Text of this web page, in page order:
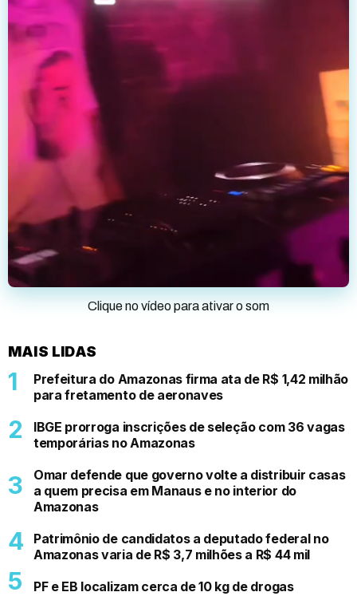
Clique no vídeo para ativar o som
MAIS LIDAS
Prefeitura do Amazonas firma ata de R$ 1,42 milhão
para fretamento de aeronaves
IBGE prorroga inscrições de seleção com 36 vagas
temporárias no Amazonas
Omar defende que governo volte a distribuir casas
a quem precisa em Manaus e no interior do
Amazonas
Patrimônio de candidatos a deputado federal no
Amazonas varia de R$ 3,7 milhões a R$ 44 mil
PF e EB localizam cerca de 10 kg de drogas